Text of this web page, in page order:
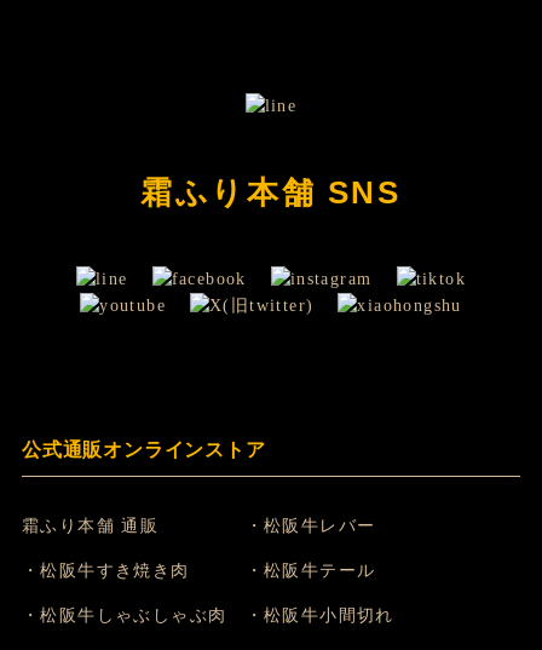
霜ふり本舗 SNS
公式通販オンラインストア
霜ふり本舗 通販
・松阪牛すき焼き肉
・松阪牛しゃぶしゃぶ肉
・松阪牛レバー
・松阪牛テール
・松阪牛小間切れ